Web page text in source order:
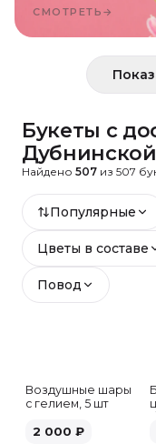
СМОТРЕТЬ →
Букеты с
Найдено 507 из 507
Популярные
Цветы в составе
Повод
Воздушные шары
с гелием, 5 шт
2 000 ₽